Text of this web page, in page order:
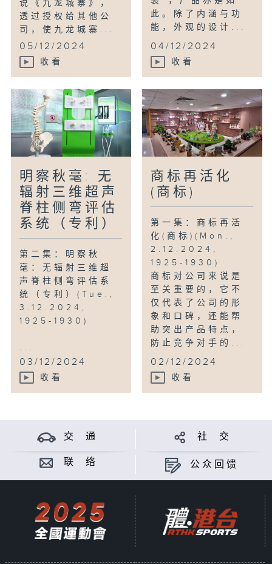
说《九龙城寨》，
透过授权给其他公
司，使九龙城寨...
05/12/2024
收看
此。除了内涵与功
能，外观的设计...
04/12/2024
收看
明察秋毫: 无
辐射三维超声
脊柱侧弯评估
系统（专利）
第二集：明察秋
毫：无辐射三维超
声脊柱侧弯评估系
统（专利）(Tue.,
3.12.2024,
1925-1930)
...
03/12/2024
收看
商标再活化
(商标)
第一集：商标再活
化(商标)(Mon.,
2.12.2024,
1925-1930)
商标对公司来说是
至关重要的，它不
仅代表了公司的形
象和口碑，还能帮
助突出产品特点，
防止竞争对手的...
02/12/2024
收看
交 通 社 交
联 络 公众回馈